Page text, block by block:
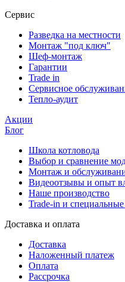
Сервис
Разведка на местности
Монтаж "под ключ"
Шеф-монтаж
Гарантии
Trade in
Сервисное
Тепло-аудит
Акции
Блог
Школа котловода
Выбор и сравнение
Монтаж и
Видеоотзывы и опыт
Наше производство
Trade-in и
Доставка и оплата
Доставка
Наложенный платеж
Оплата
Рассрочка